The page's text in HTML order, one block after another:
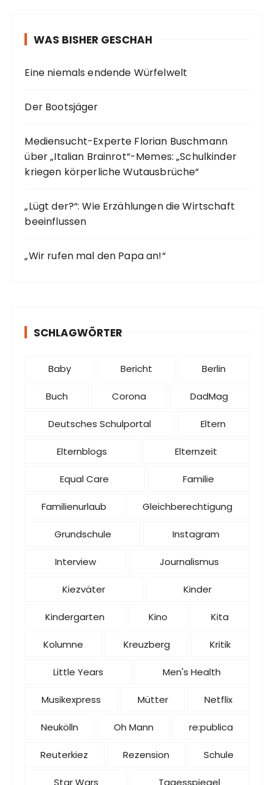
WAS BISHER GESCHAH
Eine niemals endende Würfelwelt
Der Bootsjäger
Mediensucht-Experte Florian Buschmann
über „Italian Brainrot“-Memes: „Schulkinder
kriegen körperliche Wutausbrüche“
„Lügt der?“: Wie Erzählungen die Wirtschaft
beeinflussen
„Wir rufen mal den Papa an!“
SCHLAGWÖRTER
Baby Bericht Berlin
Buch Corona DadMag
Deutsches Schulportal Eltern
Elternblogs Elternzeit
Equal Care Familie
Familienurlaub Gleichberechtigung
Grundschule Instagram
Interview Journalismus
Kiezväter Kinder
Kindergarten Kino Kita
Kolumne Kreuzberg Kritik
Little Years Men's Health
Musikexpress Mütter Netflix
Neukölln Oh Mann re:publica
Reuterkiez Rezension Schule
Star Wars Tagesspiegel